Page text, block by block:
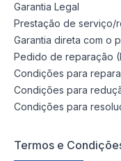
Garantia Legal
Prestação de serviço/
Garantia direta com o
Pedido de reparação
Condições para
Condições para
Condições para
Termos e